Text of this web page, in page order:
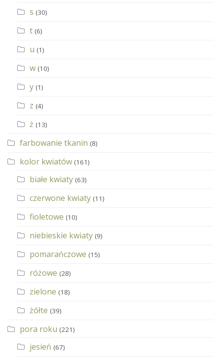
s (30)
t (6)
u (1)
w (10)
y (1)
z (4)
ż (13)
farbowanie tkanin (8)
kolor kwiatów (161)
białe kwiaty (63)
czerwone kwiaty (11)
fioletowe (10)
niebieskie kwiaty (9)
pomarańczowe (15)
różowe (28)
zielone (18)
żółte (39)
pora roku (221)
jesień (67)